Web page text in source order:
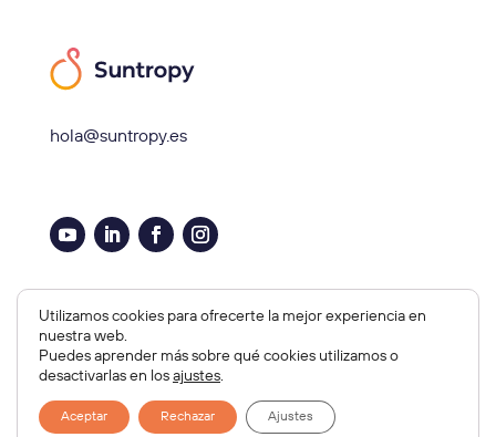
hola@suntropy.es
Aviso legal, Cookies y Privacidad
Copyright © 2026 Suntropy
Diseño Web por
Orbitia
Utilizamos cookies para ofrecerte la mejor experiencia en
nuestra web.
Puedes aprender más sobre qué cookies utilizamos o
desactivarlas en los ajustes.
Aceptar Rechazar Ajustes